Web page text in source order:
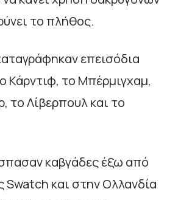
το πλήθος.
επεισόδια
Κάρντιφ, το Μπέρμιγχαμ,
το Λίβερπουλ και το
καβγάδες έξω από
Swatch και στην Ολλανδία